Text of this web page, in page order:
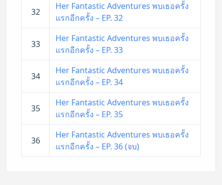
32
Her Fantastic Adventures พบเธอครั้ง
แรกอีกครั้ง – EP. 32
33
Her Fantastic Adventures พบเธอครั้ง
แรกอีกครั้ง – EP. 33
34
Her Fantastic Adventures พบเธอครั้ง
แรกอีกครั้ง – EP. 34
35
Her Fantastic Adventures พบเธอครั้ง
แรกอีกครั้ง – EP. 35
36
Her Fantastic Adventures พบเธอครั้ง
แรกอีกครั้ง – EP. 36 (จบ)